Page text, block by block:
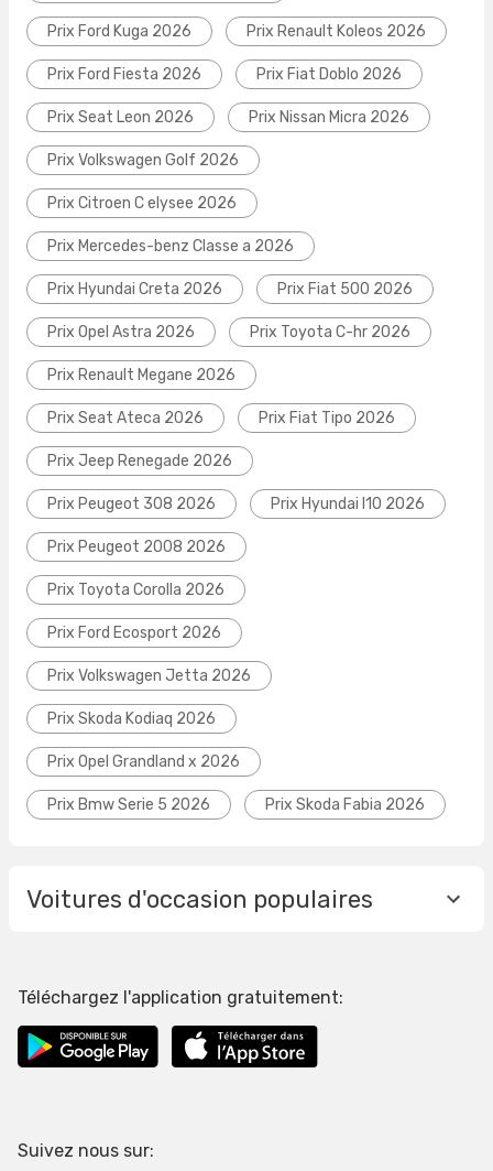
Prix Ford Kuga 2026 Prix Renault Koleos 2026
Prix Ford Fiesta 2026 Prix Fiat Doblo 2026
Prix Seat Leon 2026 Prix Nissan Micra 2026
Prix Volkswagen Golf 2026
Prix Citroen C elysee 2026
Prix Mercedes-benz Classe a 2026
Prix Hyundai Creta 2026 Prix Fiat 500 2026
Prix Opel Astra 2026 Prix Toyota C-hr 2026
Prix Renault Megane 2026
Prix Seat Ateca 2026 Prix Fiat Tipo 2026
Prix Jeep Renegade 2026
Prix Peugeot 308 2026 Prix Hyundai I10 2026
Prix Peugeot 2008 2026
Prix Toyota Corolla 2026
Prix Ford Ecosport 2026
Prix Volkswagen Jetta 2026
Prix Skoda Kodiaq 2026
Prix Opel Grandland x 2026
Prix Bmw Serie 5 2026 Prix Skoda Fabia 2026
Voitures d'occasion populaires
Téléchargez l'application gratuitement:
Suivez nous sur: